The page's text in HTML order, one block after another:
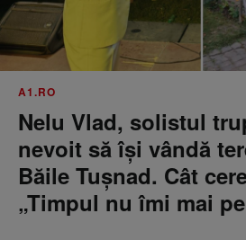
A1.RO
Nelu Vlad, solistul
nevoit să își vândă
Băile Tușnad. Cât
„Timpul nu îmi mai